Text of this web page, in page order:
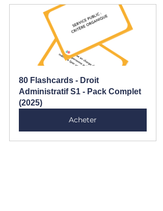
80 Flashcards - Droit
Administratif S1 - Pack Complet
(2025)
Acheter